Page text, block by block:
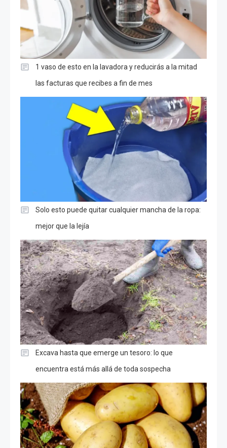
1 vaso de esto en la lavadora y reducirás a la mitad
las facturas que recibes a fin de mes
Solo esto puede quitar cualquier mancha de la ropa:
mejor que la lejía
Excava hasta que emerge un tesoro: lo que
encuentra está más allá de toda sospecha